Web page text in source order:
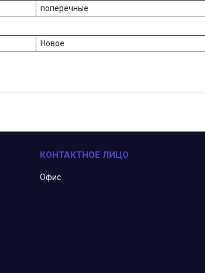
поперечные
Новое
Офис